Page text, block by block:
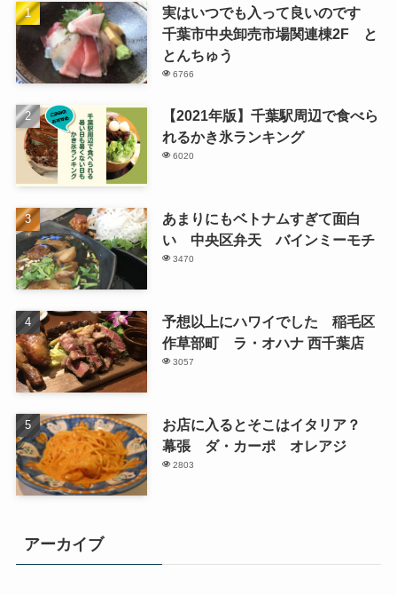
実はいつでも入って良いのです
千葉市中央卸売市場関連棟2F と
とんちゅう
6766
【2021年版】千葉駅周辺で食べら
れるかき氷ランキング
6020
あまりにもベトナムすぎて面白
い 中央区弁天 バインミーモチ
3470
予想以上にハワイでした 稲毛区
作草部町 ラ・オハナ 西千葉店
3057
お店に入るとそこはイタリア？
幕張 ダ・カーポ オレアジ
2803
アーカイブ